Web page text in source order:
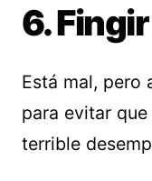
6.
Está mal, pero
para evitar
terrible